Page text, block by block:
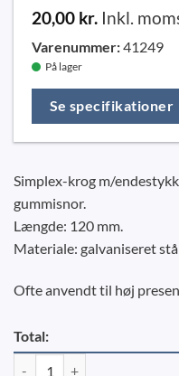
20,00 kr. Inkl.
Varenummer:41249
På lager
Se specifikationer
Simplex-krog m/
gummisnor.
Længde: 120 mm.
Materiale: galvaniseret
Ofte anvendt til høj
Total: